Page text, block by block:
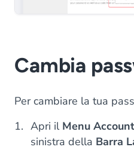
Cambia
Per cambiare la tua
Apri il Menu Account
sinistra della Barra